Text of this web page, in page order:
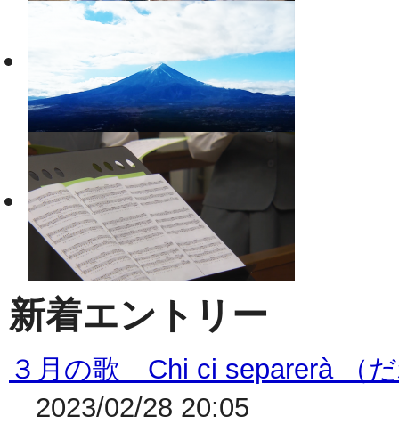
新着エントリー
３月の歌 Chi ci separerà （
2023/02/28 20:05